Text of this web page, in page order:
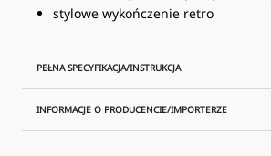
stylowe wykończenie retro
PEŁNA SPECYFIKACJA/INSTRUKCJA
INFORMACJE O PRODUCENCIE/IMPORTERZE